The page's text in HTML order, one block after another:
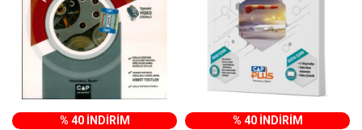
% 40 İNDİRİM
% 40 İNDİRİM